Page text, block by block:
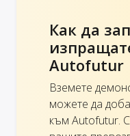
Как да
Autofutur
Вземете
можете да
към Autofutur.